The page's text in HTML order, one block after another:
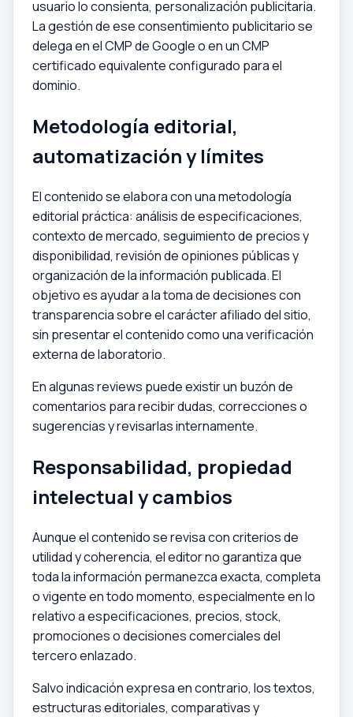
usuario lo consienta, personalización publicitaria.
La gestión de ese consentimiento publicitario se
delega en el CMP de Google o en un CMP
certificado equivalente configurado para el
dominio.
Metodología editorial,
automatización y límites
El contenido se elabora con una metodología
editorial práctica: análisis de especificaciones,
contexto de mercado, seguimiento de precios y
disponibilidad, revisión de opiniones públicas y
organización de la información publicada. El
objetivo es ayudar a la toma de decisiones con
transparencia sobre el carácter afiliado del sitio,
sin presentar el contenido como una verificación
externa de laboratorio.
En algunas reviews puede existir un buzón de
comentarios para recibir dudas, correcciones o
sugerencias y revisarlas internamente.
Responsabilidad, propiedad
intelectual y cambios
Aunque el contenido se revisa con criterios de
utilidad y coherencia, el editor no garantiza que
toda la información permanezca exacta, completa
o vigente en todo momento, especialmente en lo
relativo a especificaciones, precios, stock,
promociones o decisiones comerciales del
tercero enlazado.
Salvo indicación expresa en contrario, los textos,
estructuras editoriales, comparativas y